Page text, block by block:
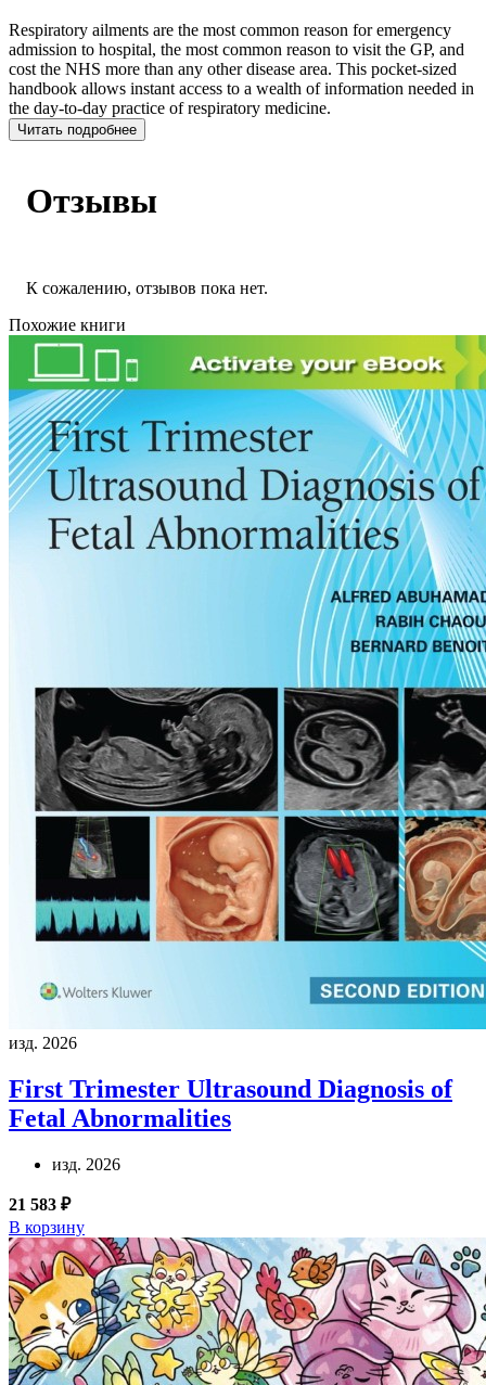
Respiratory ailments are the most common reason for emergency
admission to hospital, the most common reason to visit the GP, and
cost the NHS more than any other disease area. This pocket-sized
handbook allows instant access to a wealth of information needed in
the day-to-day practice of respiratory medicine.
Читать подробнее
Отзывы
К сожалению, отзывов пока нет.
Похожие книги
изд. 2026
First Trimester Ultrasound Diagnosis of
Fetal Abnormalities
изд. 2026
21 583 ₽
В корзину